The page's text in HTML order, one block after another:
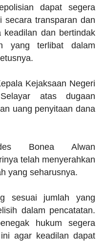
dapat segera
secara transparan dan
keadilan dan bertindak
yang terlibat dalam
Kejaksaan Negeri
atas dugaan
uang penyitaan dana
Bonea Alwan
telah menyerahkan
yang seharusnya.
sesuai jumlah yang
dalam pencatatan.
hukum segera
agar keadilan dapat